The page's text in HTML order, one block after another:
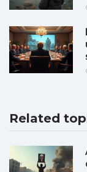
Related